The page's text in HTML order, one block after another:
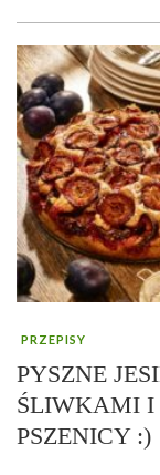
PRZEPISY
PYSZNE
ŚLIWKAMI I
PSZENICY :)